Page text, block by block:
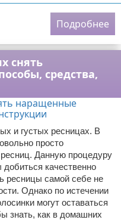
Подробнее
снять
средства,
и густых ресницах. В
просто
Данную процедуру
качественно
ресницы самой себе не
Однако по истечении
могут оставаться
знать, как в домашних